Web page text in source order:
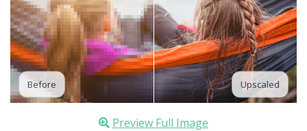
Before Upscaled
Preview Full Image